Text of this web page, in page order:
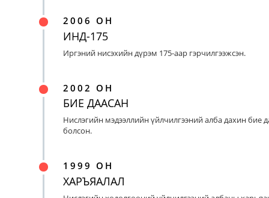
2006 ОН
ИНД-175
Иргэний нисэхийн дүрэм 175-аар гэрчилгээжсэн.
2002 ОН
БИЕ ДААСАН
Нислэгийн мэдээллийн үйлчилгээний алба дахин бие
болсон.
1999 ОН
ХАРЪЯАЛАЛ